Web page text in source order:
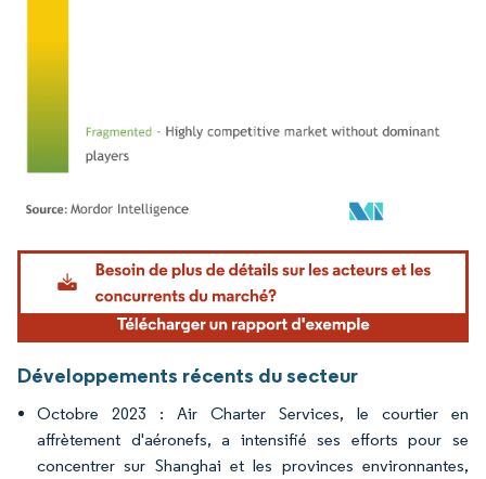
Image © Mordor Intelligence. La réutilisation nécessite une attribution sous CC BY
Développements récents du secteur
Octobre 2023 : Air Charter Services, le courtier en
affrètement d'aéronefs, a intensifié ses efforts pour se
concentrer sur Shanghai et les provinces environnantes,